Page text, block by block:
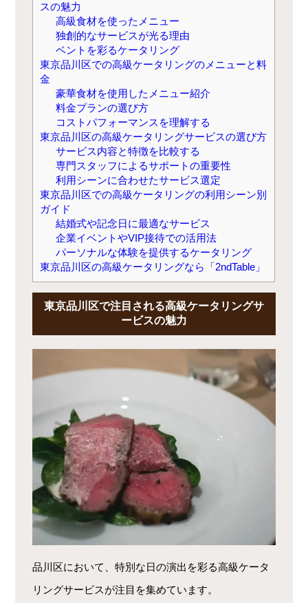
スの魅力
高級食材を使ったメニュー
独創的なサービスが光る理由
ベントを彩るケータリング
東京品川区での高級ケータリングのメニューと料
金
豪華食材を使用したメニュー紹介
料金プランの選び方
コストパフォーマンスを理解する
東京品川区の高級ケータリングサービスの選び方
サービス内容と特徴を比較する
専門スタッフによるサポートの重要性
利用シーンに合わせたサービス選定
東京品川区での高級ケータリングの利用シーン別
ガイド
結婚式や記念日に最適なサービス
企業イベントやVIP接待での活用法
パーソナルな体験を提供するケータリング
東京品川区の高級ケータリングなら「2ndTable」
東京品川区で注目される高級ケータリングサ
ービスの魅力
品川区において、特別な日の演出を彩る高級ケータ
リングサービスが注目を集めています。